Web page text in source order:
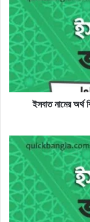
নামের
অর্থ
কি?
সঠিক
জানুন
(Isbat
name
meaning
ইসবাত নামের
ইসহাক
নামের
অর্থ
কি?
সঠিক
জানুন
(Ishaq